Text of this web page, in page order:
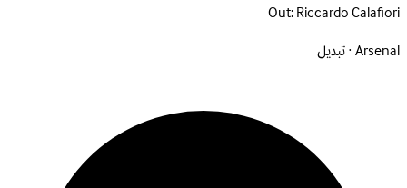
Out:Riccardo Calafiori
Arsenal · تبديل